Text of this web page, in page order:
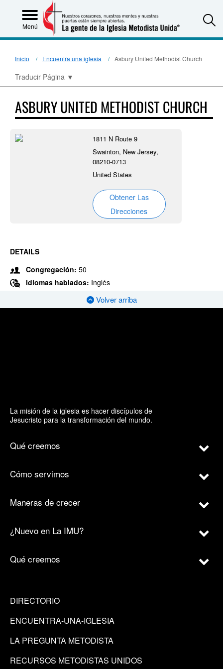
Menú
Inicio Encuentra una iglesia Asbury United Methodist Church
Traducir Página ▼
ASBURY UNITED METHODIST CHURCH
1811 N Route 9
Swainton, New Jersey,
08210-0713
United States
Obtener Las
Direcciones
DETAILS
Congregación: 50
Idiomas hablados: Inglés
Volver arriba
La misión de la iglesia es hacer discípulos de
Jesucristo para la transformación del mundo.
Qué creemos
Cómo servimos
Maneras de crecer
¿Nuevo en La IMU?
Qué creemos
DIRECTORIO
ENCUENTRA-UNA-IGLESIA
LA PREGUNTA METODISTA
RECURSOS METODISTAS UNIDOS